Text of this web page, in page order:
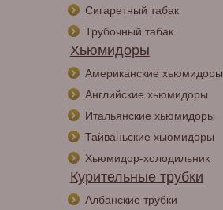
Сигаретный табак
Трубочный табак
Хьюмидоры
Американские хьюмидоры
Английские хьюмидоры
Итальянские хьюмидоры
Тайваньские хьюмидоры
Хьюмидор-холодильник
Курительные трубки
Албанские трубки